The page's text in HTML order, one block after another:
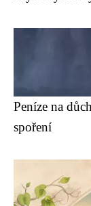
Peníze na
spoření